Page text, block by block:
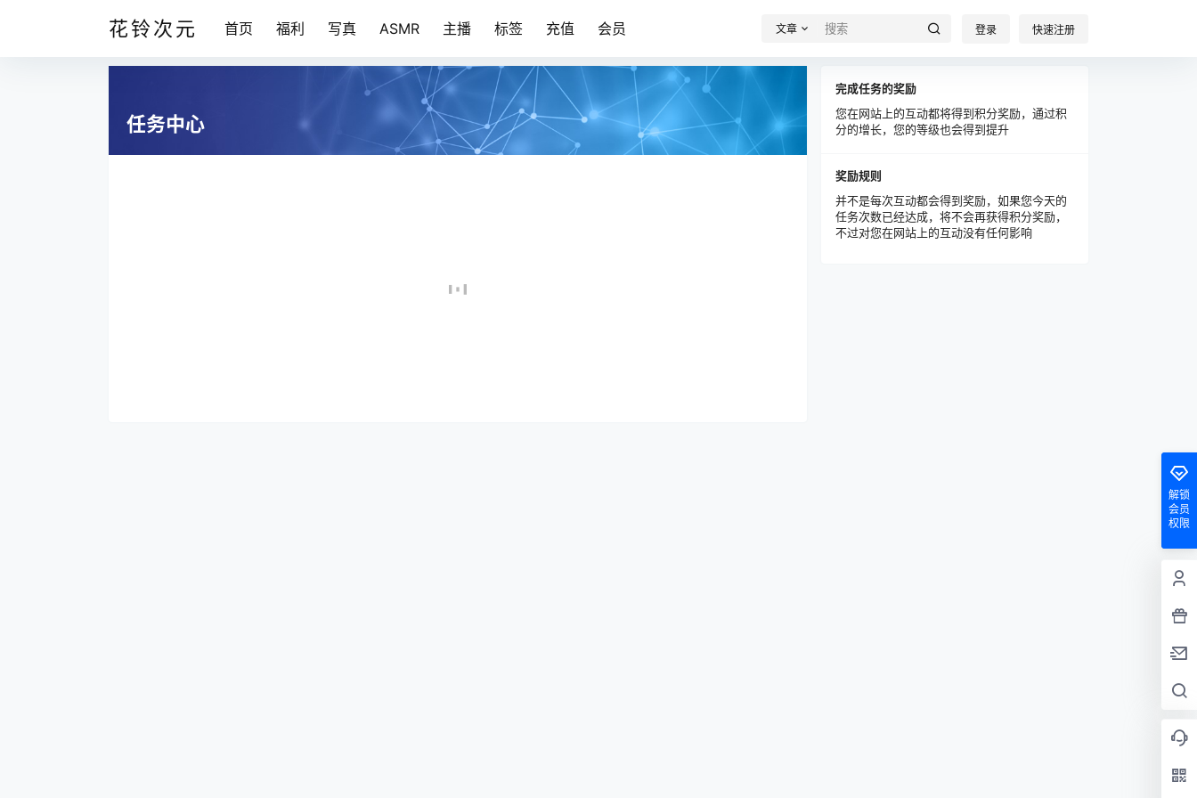
花铃次元 首页 福利 写真 ASMR 主播 标签 充值 会员 文章 登录 快速注册
任务中心
完成任务的奖励
您在网站上的互动都将得到积分奖励，通过积
分的增长，您的等级也会得到提升
奖励规则
并不是每次互动都会得到奖励，如果您今天的
任务次数已经达成，将不会再获得积分奖励，
不过对您在网站上的互动没有任何影响
解锁
会员
权限